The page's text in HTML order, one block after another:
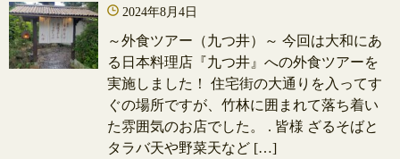
2024年8月4日
～外食ツアー（九つ井）～ 今回は大和にあ
る日本料理店『九つ井』への外食ツアーを
実施しました！ 住宅街の大通りを入ってす
ぐの場所ですが、竹林に囲まれて落ち着い
た雰囲気のお店でした。 . 皆様 ざるそばと
タラバ天や野菜天など […]